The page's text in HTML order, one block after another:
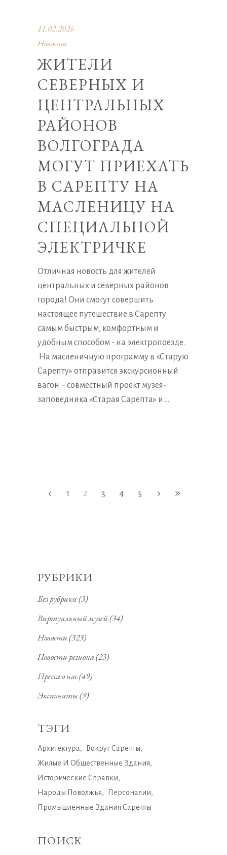
11.02.2026
Новости
ЖИТЕЛИ
СЕВЕРНЫХ И
ЦЕНТРАЛЬНЫХ
РАЙОНОВ
ВОЛГОГРАДА
МОГУТ ПРИЕХАТЬ
В САРЕПТУ НА
МАСЛЕНИЦУ НА
СПЕЦИАЛЬНОЙ
ЭЛЕКТРИЧКЕ
Отличная новость для жителей
центральных и северных районов
города! Они смогут совершить
настоящее путешествие в Сарепту
самым быстрым, комфортным и
удобным способом - на электропоезде.
На масленичную программу в «Старую
Сарепту» отправится экскурсионный
вагон – совместный проект музея-
заповедника «Старая Сарепта» и
1 2 3 4 5
РУБРИКИ
Без рубрики(3)
Виртуальный музей(34)
Новости(323)
Новости региона(23)
Пресса о нас(49)
Экспонаты(9)
ТЭГИ
Архитектура
Вокруг Сарепты
Жилые И Общественные Здания
Исторические Справки
Народы Поволжья
Персоналии
Промышленные Здания Сарепты
ПОИСК